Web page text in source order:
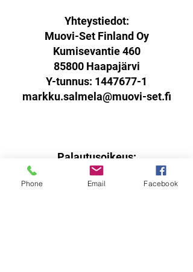
Yhteystiedot:
Muovi-Set Finland Oy
Kumisevantie 460
85800 Haapajärvi
Y-tunnus: 1447677-1
markku.salmela@muovi-set.fi
Palautusoikeus:
Sinulla on oikeus palauttaa
verkkokaupasta ostamasi tuotteet
Phone Email Facebook